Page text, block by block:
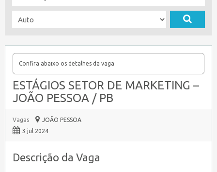
Confira abaixo os detalhes da vaga
ESTÁGIOS SETOR DE MARKETING –
JOÃO PESSOA / PB
Vagas
JOÃO PESSOA
3 jul 2024
Descrição da Vaga